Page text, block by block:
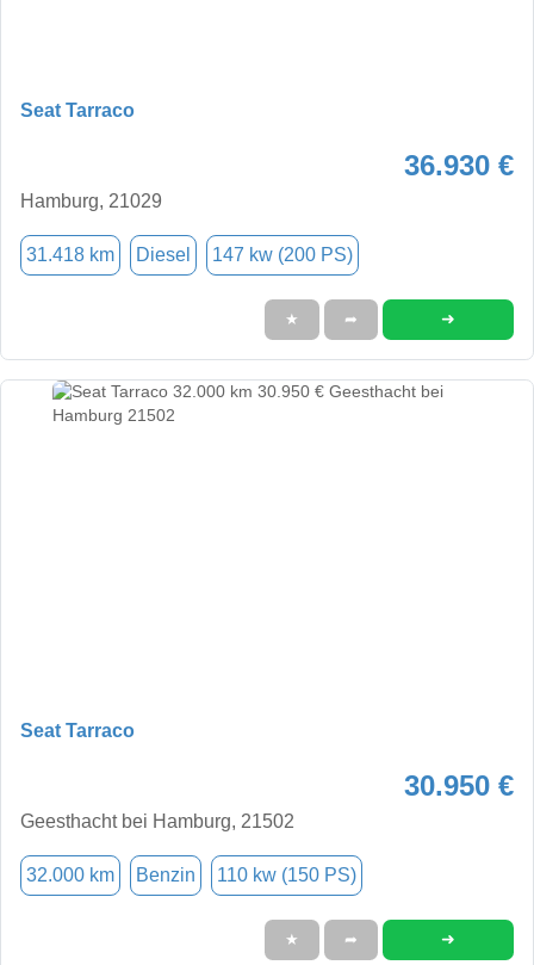
Seat Tarraco
36.930 €
Hamburg, 21029
31.418 km Diesel 147 kw (200 PS)
★ ➦ ➜
Seat Tarraco
30.950 €
Geesthacht bei Hamburg, 21502
32.000 km Benzin 110 kw (150 PS)
★ ➦ ➜